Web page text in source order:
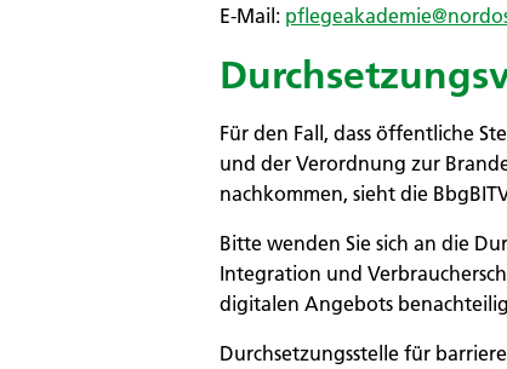
E-Mail:
Für den Fall, dass öffentliche
und der Verordnung zur
nachkommen, sieht die
Bitte wenden Sie sich an die
Integration und
digitalen Angebots
Durchsetzungsstelle für